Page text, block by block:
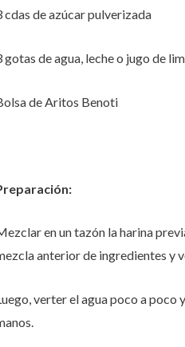
cdas de azúcar pulverizada
gotas de agua, leche o jugo de
de Aritos Benoti
en un tazón la harina
anterior de ingredientes y
verter el agua poco a poco